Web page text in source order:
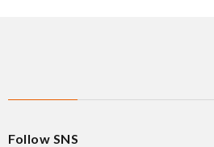
Follow SNS